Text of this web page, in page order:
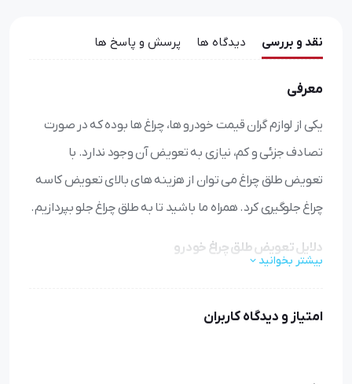
نقد و بررسی دیدگاه ها پرسش و پاسخ ها
معرفی
یکی از لوازم گران قیمت خودرو ها، چراغ ها بوده که در صورت
تصادف جزئی و کم، نیازی به تعویض آن وجود ندارد. با
تعویض طلق چراغ می توان از هزینه های بالای تعویض کاسه
چراغ جلوگیری کرد. همراه ما باشید تا به طلق چراغ جلو بپردازیم.
دلایل تعویض طلق چراغ خودرو
احتمال وقوع تصادفات و صدمه به خودرو و افراد را افزایش می‌
بیشتر بخوانید
امتیاز و دیدگاه کاربران